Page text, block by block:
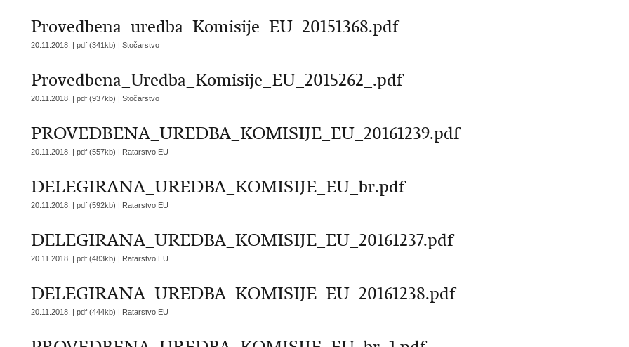
Provedbena_uredba_Komisije_EU_20151368.pdf
20.11.2018. | pdf (341kb) | Stočarstvo
Provedbena_Uredba_Komisije_EU_2015262_.pdf
20.11.2018. | pdf (937kb) | Stočarstvo
PROVEDBENA_UREDBA_KOMISIJE_EU_20161239.pdf
20.11.2018. | pdf (557kb) | Ratarstvo EU
DELEGIRANA_UREDBA_KOMISIJE_EU_br.pdf
20.11.2018. | pdf (592kb) | Ratarstvo EU
DELEGIRANA_UREDBA_KOMISIJE_EU_20161237.pdf
20.11.2018. | pdf (483kb) | Ratarstvo EU
DELEGIRANA_UREDBA_KOMISIJE_EU_20161238.pdf
20.11.2018. | pdf (444kb) | Ratarstvo EU